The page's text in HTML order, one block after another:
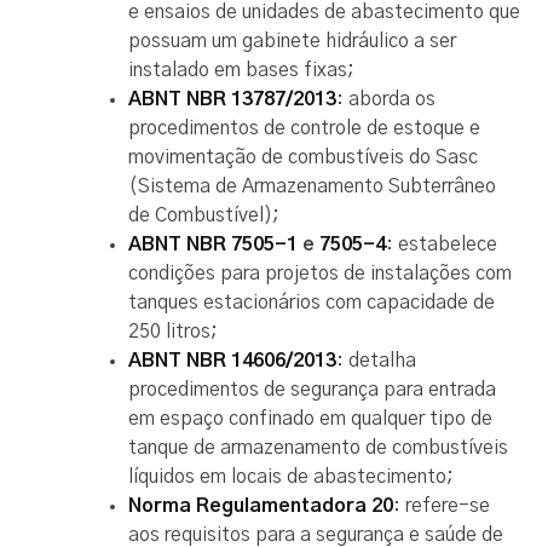
e ensaios de unidades de abastecimento que
possuam um gabinete hidráulico a ser
instalado em bases fixas;
ABNT NBR 13787/2013: aborda os
procedimentos de controle de estoque e
movimentação de combustíveis do Sasc
(Sistema de Armazenamento Subterrâneo
de Combustível);
ABNT NBR 7505-1 e 7505-4: estabelece
condições para projetos de instalações com
tanques estacionários com capacidade de
250 litros;
ABNT NBR 14606/2013: detalha
procedimentos de segurança para entrada
em espaço confinado em qualquer tipo de
tanque de armazenamento de combustíveis
líquidos em locais de abastecimento;
Norma Regulamentadora 20: refere-se
aos requisitos para a segurança e saúde de